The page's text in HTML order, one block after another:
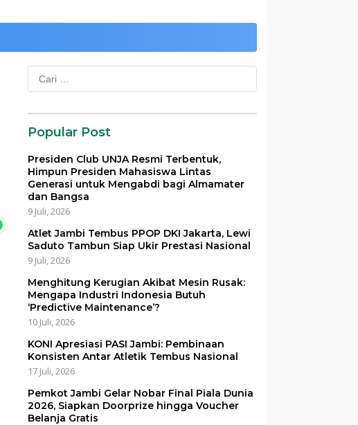
Cari
untuk:
Popular Post
Presiden Club UNJA Resmi Terbentuk,
Himpun Presiden Mahasiswa Lintas
Generasi untuk Mengabdi bagi Almamater
dan Bangsa
9 Juli, 2026
Atlet Jambi Tembus PPOP DKI Jakarta, Lewi
Saduto Tambun Siap Ukir Prestasi Nasional
9 Juli, 2026
Menghitung Kerugian Akibat Mesin Rusak:
Mengapa Industri Indonesia Butuh
‘Predictive Maintenance’?
10 Juli, 2026
KONI Apresiasi PASI Jambi: Pembinaan
Konsisten Antar Atletik Tembus Nasional
17 Juli, 2026
Pemkot Jambi Gelar Nobar Final Piala Dunia
2026, Siapkan Doorprize hingga Voucher
Belanja Gratis